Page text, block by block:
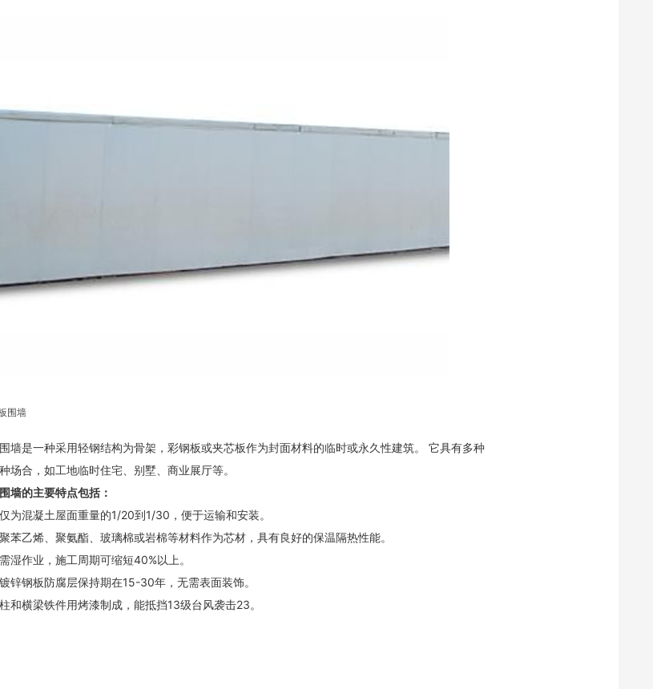
围墙
墙是一种采用轻钢结构为骨架，彩钢板或夹芯板作为封面材料的临时或永久性建筑。‌ 它具有多种
场合，如工地临时住宅、别墅、商业展厅等‌。
墙的主要特点包括：
为混凝土屋面重量的1/20到1/30，便于运输和安装。
聚苯乙烯、聚氨酯、玻璃棉或岩棉等材料作为芯材，具有良好的保温隔热性能。
需湿作业，施工周期可缩短40%以上。
镀锌钢板防腐层保持期在15-30年，无需表面装饰。
柱和横梁铁件用烤漆制成，能抵挡13级台风袭击‌23。